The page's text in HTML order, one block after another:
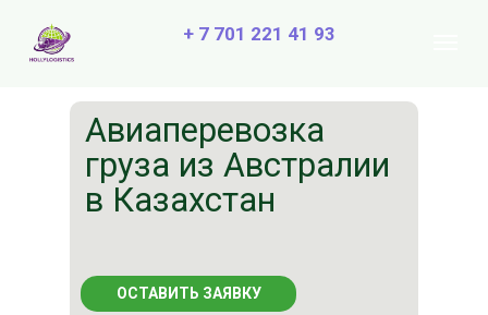
+ 7 701 221 41 93
Авиаперевозка
груза из Австралии
в Казахстан
ОСТАВИТЬ ЗАЯВКУ